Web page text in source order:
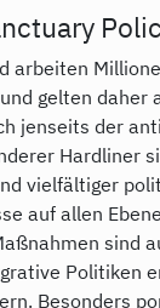
arbeiten
gelten daher
jenseits der
Hardliner
vielfältiger
auf allen
sind
Politiken
Besonders